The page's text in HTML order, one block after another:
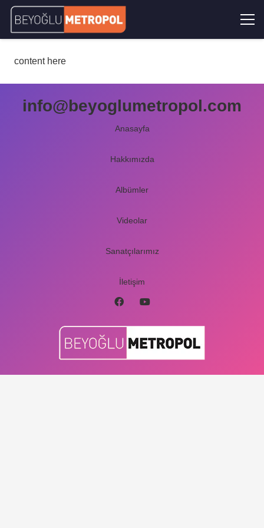
content here
info@beyoglumetropol.com
Anasayfa
Hakkımızda
Albümler
Videolar
Sanatçılarımız
İletişim